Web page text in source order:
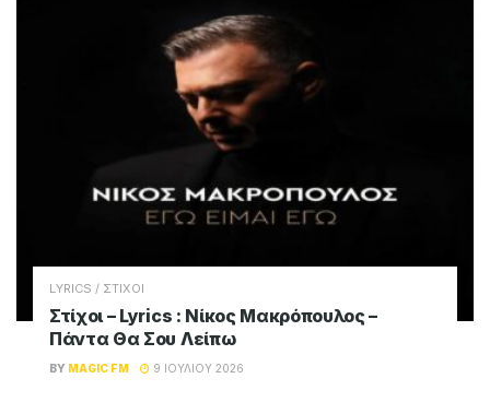
LYRICS / ΣΤΙΧΟΙ
Στίχοι – Lyrics : Νίκος Μακρόπουλος –
Πάντα Θα Σου Λείπω
BY MAGIC FM 9 ΙΟΥΛΊΟΥ 2026